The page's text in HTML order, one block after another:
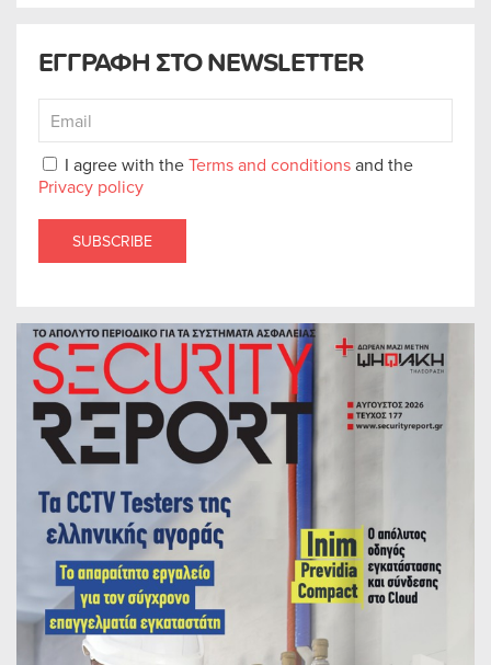
ΕΓΓΡΑΦΗ ΣΤΟ NEWSLETTER
I agree with theTerms and conditionsand the
Privacy policy
SUBSCRIBE